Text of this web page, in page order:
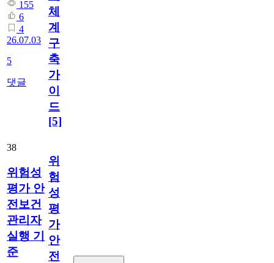
155
6
4
26.07.03
5
댓글
체
계
구
축
가
이
드
[5]
38
위험성
평가 안
전보건
관리자
실행 기
준
위
험
성
평
가
안
전